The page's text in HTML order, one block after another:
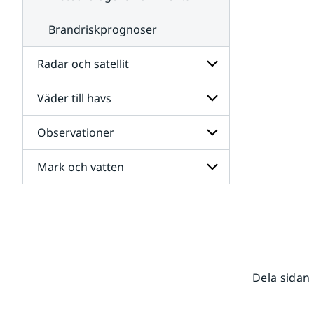
Brandriskprognoser
Radar och satellit
Undersidor
för
Radar
och
satellit
Väder till havs
Undersidor
för
Väder
till
havs
Observationer
Undersidor
för
Mark och vatten
Dela sidan